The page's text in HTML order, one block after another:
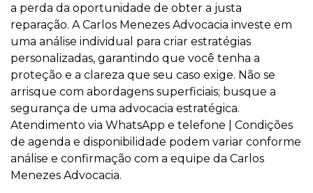
a perda da oportunidade de obter a justa
reparação. A Carlos Menezes Advocacia investe em
uma análise individual para criar estratégias
personalizadas, garantindo que você tenha a
proteção e a clareza que seu caso exige. Não se
arrisque com abordagens superficiais; busque a
segurança de uma advocacia estratégica.
Atendimento via WhatsApp e telefone | Condições
de agenda e disponibilidade podem variar conforme
análise e confirmação com a equipe da Carlos
Menezes Advocacia.